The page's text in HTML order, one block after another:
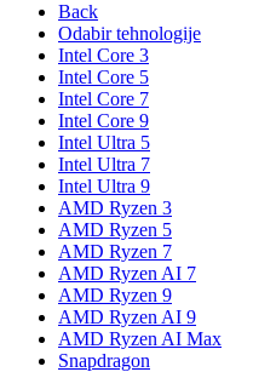
Back
Odabir tehnologije
Intel Core 3
Intel Core 5
Intel Core 7
Intel Core 9
Intel Ultra 5
Intel Ultra 7
Intel Ultra 9
AMD Ryzen 3
AMD Ryzen 5
AMD Ryzen 7
AMD Ryzen AI 7
AMD Ryzen 9
AMD Ryzen AI 9
AMD Ryzen AI Max
Snapdragon